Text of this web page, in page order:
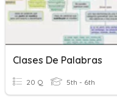
Clases De Palabras
20 Q 5th - 6th